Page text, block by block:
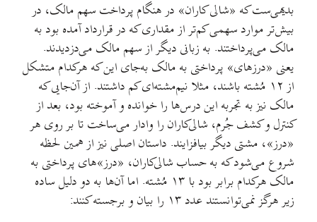
کاران» در هنگام پرداخت سهم مالک، در
کم‌تر از مقداری که در قرارداد آمده بود به
به زبانی دیگر از سهم مالک می‌دزدیدند.
پرداختی به مالک به‌جای این که هرکدام متشکل
باشند، مثلا نیم‌مشته‌ای کم داشتند. از آن‌جایی که
این درس‌ها را خوانده و آموخته بود، بعد از
شالی‌کاران را وادار می‌ساخت تا بر روی هر
بیافزایند. داستان اصلی نیز از همین لحظه
به حساب شالی‌کاران، «درز»های پرداختی به
مالک هرکدام برابر بود با ١٣ مُشته. اما آن‌ها به دو دلیل ساده
را بیان و برجسته کنند: